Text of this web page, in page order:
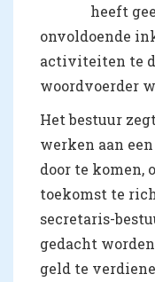
heeft
onvoldoende
activiteiten te
woordvoerder
Het bestuur
werken aan
door te komen,
toekomst te
secretaris-
gedacht
geld te